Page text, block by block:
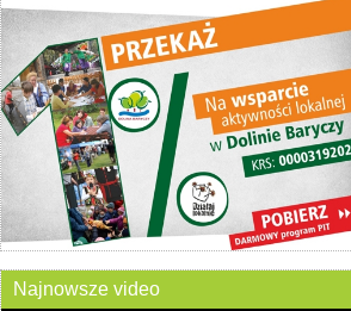
Najnowsze video